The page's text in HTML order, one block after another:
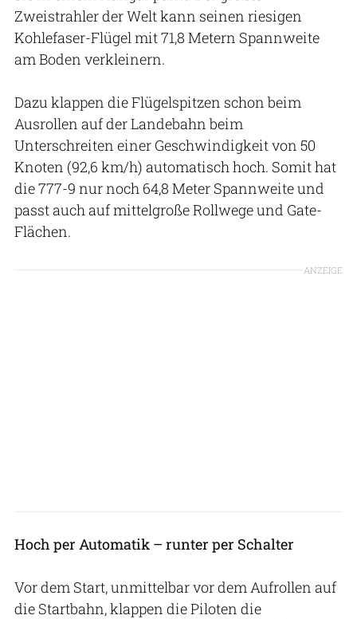
Zweistrahler der Welt kann seinen riesigen
Kohlefaser-Flügel mit 71,8 Metern Spannweite
am Boden verkleinern.
Dazu klappen die Flügelspitzen schon beim
Ausrollen auf der Landebahn beim
Unterschreiten einer Geschwindigkeit von 50
Knoten (92,6 km/h) automatisch hoch. Somit hat
die 777-9 nur noch 64,8 Meter Spannweite und
passt auch auf mittelgroße Rollwege und Gate-
Flächen.
ANZEIGE
Hoch per Automatik – runter per Schalter
Vor dem Start, unmittelbar vor dem Aufrollen auf
die Startbahn, klappen die Piloten die